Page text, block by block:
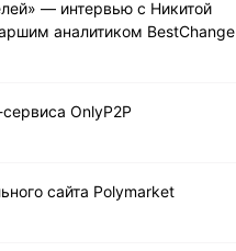
— интервью с Никитой
аналитиком BestChange
OnlyP2P
сайта Polymarket